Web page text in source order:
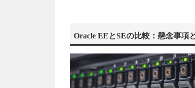
Oracle EEとSEの比較：懸念事項